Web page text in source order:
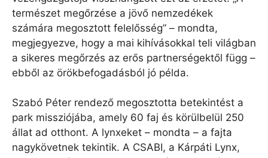
természet megőrzése a jövő nemzedékek
számára megosztott felelősség” – mondta,
megjegyezve, hogy a mai kihívásokkal teli világban
a sikeres megőrzés az erős partnerségektől függ –
ebből az örökbefogadásból jó példa.
Szabó Péter rendező megosztotta betekintést a
park missziójába, amely 60 faj és körülbelül 250
állat ad otthont. A lynxeket – mondta – a fajta
nagykövetnek tekintik. A CSABI, a Kárpáti Lynx,